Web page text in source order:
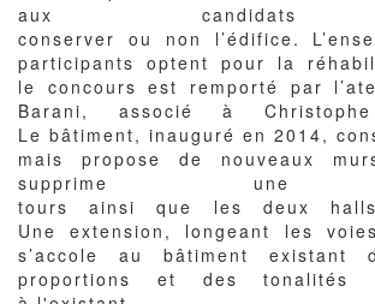
aux
conserver ou non l’édifice.
participants optent pour la
le concours est remporté par
Barani, associé à
Le bâtiment, inauguré en 2014,
mais propose de nouveaux
supprime une
tours ainsi que les deux
Une extension, longeant les
s’accole au bâtiment existant
proportions et des tonalités